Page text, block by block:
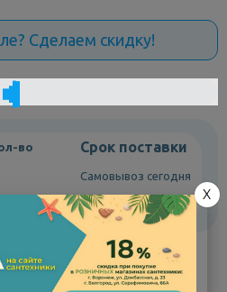
Сделаем скидку!
во
Срок поставки
Самовывоз сегодня
заказ 7 - 14 дней
X